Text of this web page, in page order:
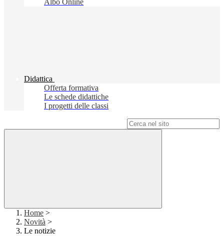
Albo Online
Didattica
Offerta formativa
Le schede didattiche
I progetti delle classi
Home >
Novità >
Le notizie